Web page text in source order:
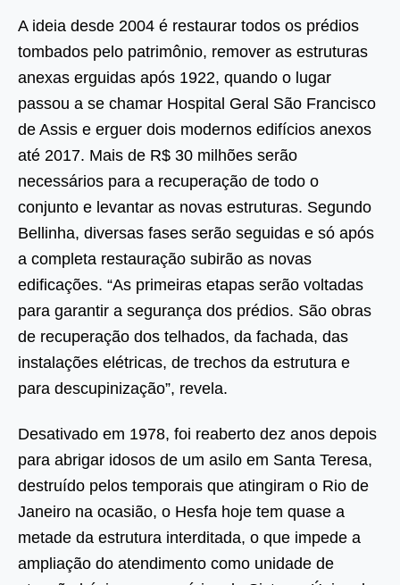
A ideia desde 2004 é restaurar todos os prédios
tombados pelo patrimônio, remover as estruturas
anexas erguidas após 1922, quando o lugar
passou a se chamar Hospital Geral São Francisco
de Assis e erguer dois modernos edifícios anexos
até 2017. Mais de R$ 30 milhões serão
necessários para a recuperação de todo o
conjunto e levantar as novas estruturas. Segundo
Bellinha, diversas fases serão seguidas e só após
a completa restauração subirão as novas
edificações. “As primeiras etapas serão voltadas
para garantir a segurança dos prédios. São obras
de recuperação dos telhados, da fachada, das
instalações elétricas, de trechos da estrutura e
para descupinização”, revela.
Desativado em 1978, foi reaberto dez anos depois
para abrigar idosos de um asilo em Santa Teresa,
destruído pelos temporais que atingiram o Rio de
Janeiro na ocasião, o Hesfa hoje tem quase a
metade da estrutura interditada, o que impede a
ampliação do atendimento como unidade de